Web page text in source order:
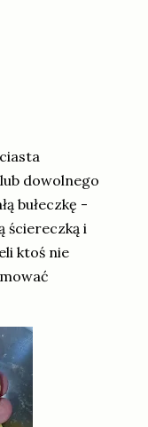
dowolnego
bułeczkę -
ściereczką i
ktoś nie